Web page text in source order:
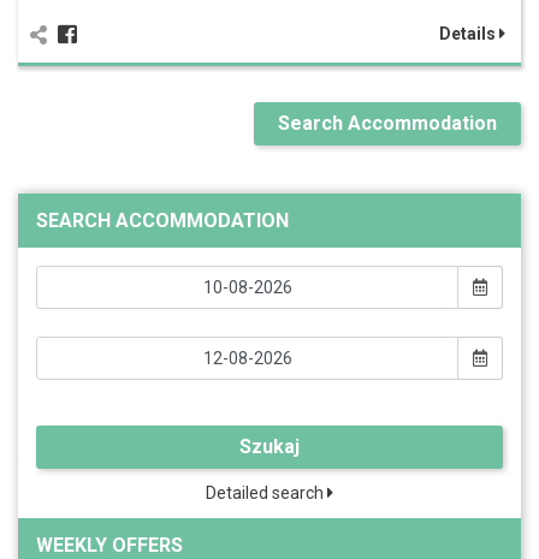
Details
Search Accommodation
SEARCH ACCOMMODATION
Szukaj
Detailed search
WEEKLY OFFERS